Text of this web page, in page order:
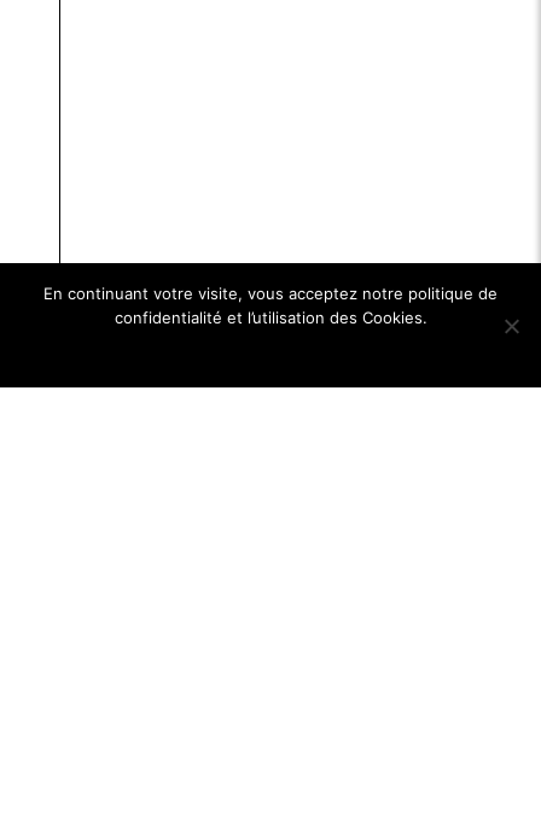
En continuant votre visite, vous acceptez notre politique de
confidentialité et l’utilisation des Cookies.